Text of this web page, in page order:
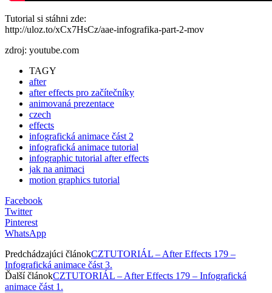
Tutorial si stáhni zde:
http://uloz.to/xCx7HsCz/aae-infografika-part-2-mov
zdroj: youtube.com
TAGY
after
after effects pro začítečníky
animovaná prezentace
czech
effects
infografická animace část 2
infografická animace tutorial
infographic tutorial after effects
jak na animaci
motion graphics tutorial
Facebook
Twitter
Pinterest
WhatsApp
Predchádzajúci článokCZTUTORIÁL – After Effects 179 –
Infografická animace část 3.
Ďalší článokCZTUTORIÁL – After Effects 179 – Infografická
animace část 1.